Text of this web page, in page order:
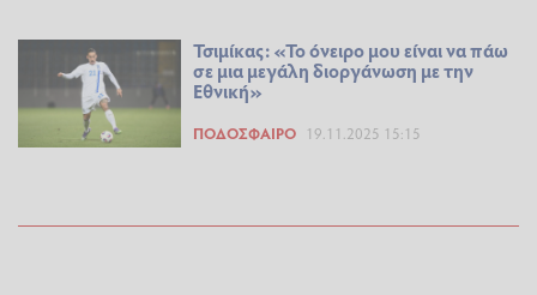
Τσιμίκας: «Το όνειρο μου είναι να πάω
σε μια μεγάλη διοργάνωση με την
Εθνική»
ΠΟΔΌΣΦΑΙΡΟ 19.11.2025 15:15